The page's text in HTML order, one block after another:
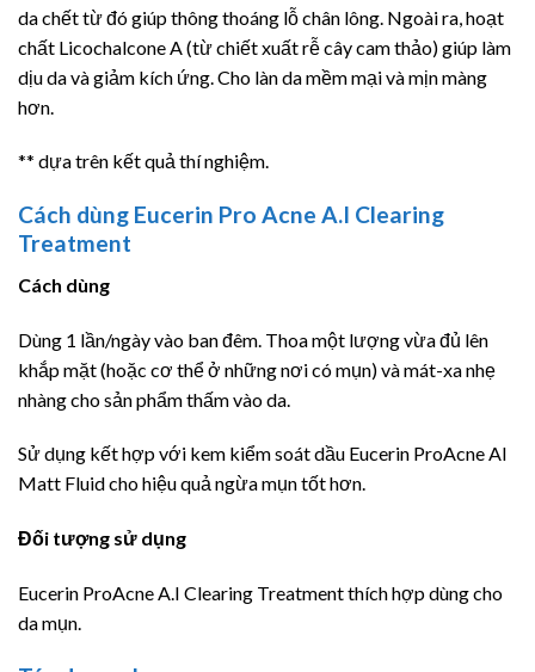
da chết từ đó giúp thông thoáng lỗ chân lông. Ngoài ra, hoạt
chất Licochalcone A (từ chiết xuất rễ cây cam thảo) giúp làm
dịu da và giảm kích ứng. Cho làn da mềm mại và mịn màng
hơn.
** dựa trên kết quả thí nghiệm.
Cách dùng Eucerin Pro Acne A.I Clearing
Treatment
Cách dùng
Dùng 1 lần/ngày vào ban đêm. Thoa một lượng vừa đủ lên
khắp mặt (hoặc cơ thể ở những nơi có mụn) và mát-xa nhẹ
nhàng cho sản phẩm thấm vào da.
Sử dụng kết hợp với kem kiểm soát dầu Eucerin ProAcne Al
Matt Fluid cho hiệu quả ngừa mụn tốt hơn.
Đối tượng sử dụng
Eucerin ProAcne A.I Clearing Treatment thích hợp dùng cho
da mụn.